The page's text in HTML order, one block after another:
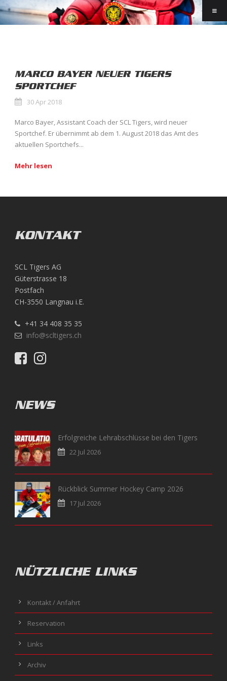
MARCO BAYER NEUER TIGERS
SPORTCHEF
30 Apr 2018
Marco Bayer, Assistant Coach der SCL Tigers, wird neuer
Sportchef. Er übernimmt ab dem 1. August 2018 das Amt des
aktuellen Sportchefs...
Mehr lesen
KONTAKT
SCL Tigers AG
Güterstrasse 18
Postfach
CH-3550 Langnau i.E.
+41 34 408 35 35
info@scltigers.ch
NEWS
Erfolgreiche Lehrabschlüsse bei den Tigers
22 Jul 2026
Rückblick Summer Hockey Camp 2026
17 Jul 2026
NÜTZLICHE LINKS
Kontakt / Anfahrt
Reservation
Links
Archiv